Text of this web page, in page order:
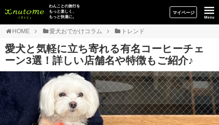
イヌトミィ
わんことの旅行を
もっと楽しく、
もっと快適に。
マイページ
HOME 愛犬おでかけコラム トレンド
愛犬と気軽に立ち寄れる有名コーヒーチェ
ーン3選！詳しい店舗名や特徴もご紹介♪